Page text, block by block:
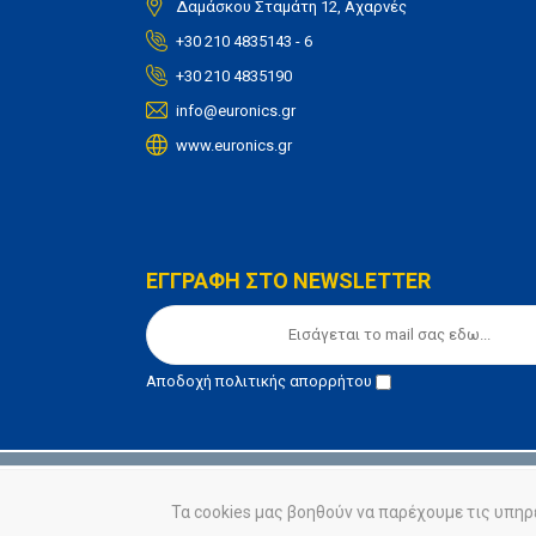
Δαμάσκου Σταμάτη 12, Αχαρνές
+30 210 4835143 - 6
+30 210 4835190
info@euronics.gr
www.euronics.gr
ΕΓΓΡΑΦΗ ΣΤΟ NEWSLETTER
Αποδοχήπολιτικής απορρήτου
Τα cookies μας βοηθούν να παρέχουμε τις